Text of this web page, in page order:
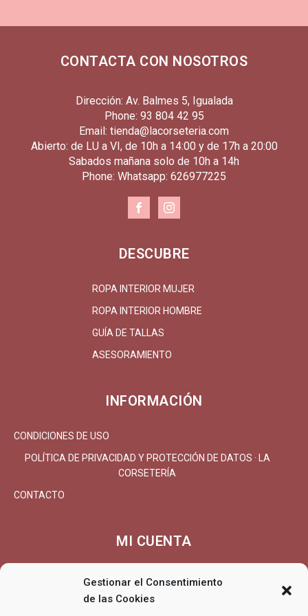
Gestionar el Consentimiento
de las Cookies
CONTACTA CON NOSOTROS
Dirección: Av. Balmes 5, Igualada
Phone: 93 804 42 95
Email: tienda@lacorseteria.com
Abierto: de LU a VI, de 10h a 14:00 y de 17h a 20:00
Sabados mañana solo de 10h a 14h
Phone: Whatsapp: 626977225
DESCUBRE
ROPA INTERIOR MUJER
ROPA INTERIOR HOMBRE
GUÍA DE TALLAS
ASESORAMIENTO
INFORMACIÓN
CONDICIONES DE USO
POLÍTICA DE PRIVACIDAD Y PROTECCIÓN DE DATOS · LA
CORSETERÍA
CONTACTO
MI CUENTA
MI CUENTA/REGISTRARSE
CARRITO